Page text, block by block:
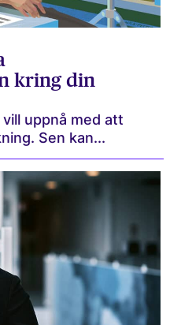
kring din
uppnå med att
Sen kan...